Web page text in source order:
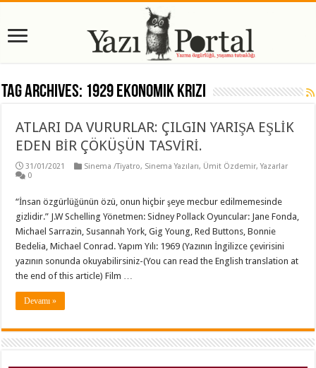
Tag Archives: 1929 Ekonomik Krizi
ATLARI DA VURURLAR: ÇILGIN YARIŞA EŞLİK
EDEN BİR ÇÖKÜŞÜN TASVİRİ.
31/01/2021 Sinema /Tiyatro, Sinema Yazıları, Ümit Özdemir,Yazarlar
0
“İnsan özgürlüğünün özü, onun hiçbir şeye mecbur edilmemesinde
gizlidir.” J.W Schelling Yönetmen: Sidney Pollack Oyuncular: Jane Fonda,
Michael Sarrazin, Susannah York, Gig Young, Red Buttons, Bonnie
Bedelia, Michael Conrad. Yapım Yılı: 1969 (Yazının İngilizce çevirisini
yazının sonunda okuyabilirsiniz-(You can read the English translation at
the end of this article) Film …
Devamı »